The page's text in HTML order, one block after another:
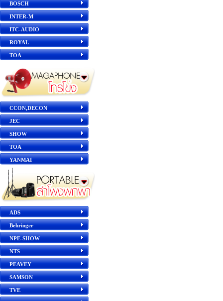
BOSCH
INTER-M
ITC-AUDIO
ROYAL
TOA
CCON,DECON
JEC
SHOW
TOA
YANMAI
ADS
Behringer
NPE-SHOW
NTS
PEAVEY
SAMSON
TVE